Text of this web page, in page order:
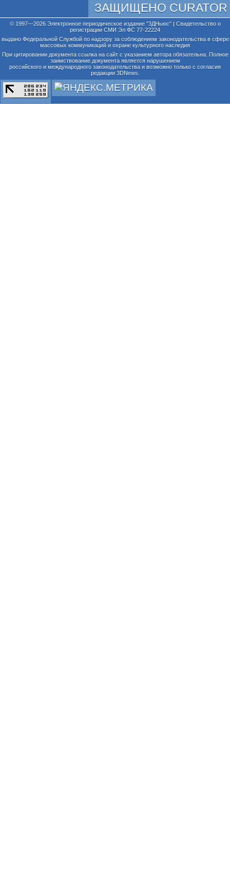
ЗАЩИЩЕНО CURATOR
© 1997—2026 Электронное периодическое издание "3ДНьюс" | Свидетельство о
регистрации СМИ Эл ФС 77-22224
выдано Федеральной Службой по надзору за соблюдением законодательства в сфере
массовых коммуникаций и охране культурного наследия
При цитировании документа ссылка на сайт с указанием автора обязательна. Полное
заимствование документа является нарушением
российского и международного законодательства и возможно только с согласия
редакции 3DNews.